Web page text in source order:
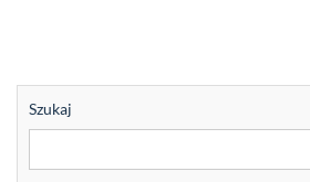
Szukaj